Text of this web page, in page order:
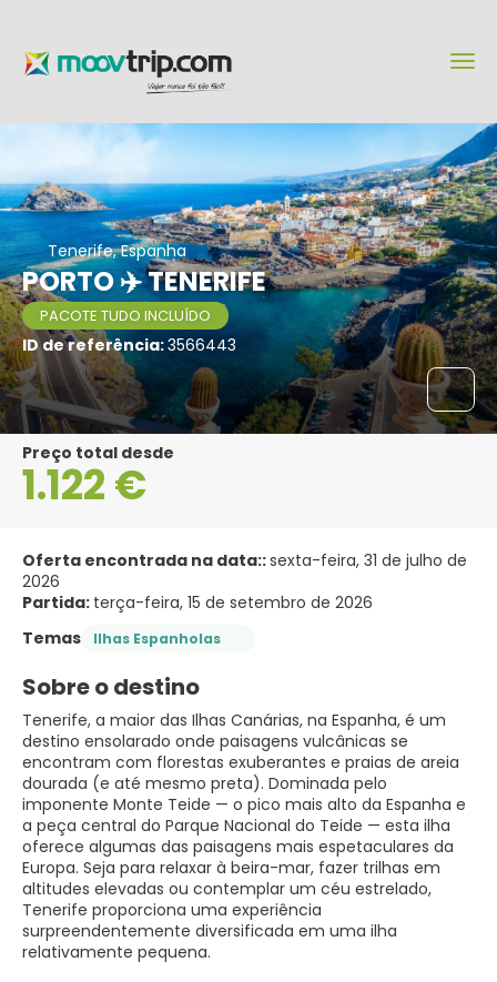
Tenerife, Espanha
PORTO ✈️ TENERIFE
PACOTE TUDO INCLUÍDO
ID de referência:3566443
Preço total desde
1.122 €
Oferta encontrada na data::sexta-feira, 31 de julho de
2026
Partida: terça-feira, 15 de setembro de 2026
Temas
Ilhas Espanholas
Sobre o destino
Tenerife, a maior das Ilhas Canárias, na Espanha, é um
destino ensolarado onde paisagens vulcânicas se
encontram com florestas exuberantes e praias de areia
dourada (e até mesmo preta). Dominada pelo
imponente Monte Teide — o pico mais alto da Espanha e
a peça central do Parque Nacional do Teide — esta ilha
oferece algumas das paisagens mais espetaculares da
Europa. Seja para relaxar à beira-mar, fazer trilhas em
altitudes elevadas ou contemplar um céu estrelado,
Tenerife proporciona uma experiência
surpreendentemente diversificada em uma ilha
relativamente pequena.